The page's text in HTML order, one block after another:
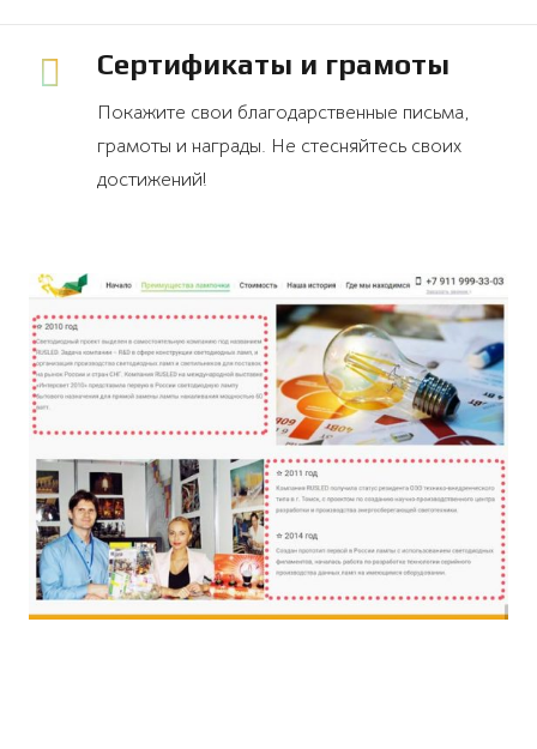
Сертификаты и грамоты
Покажите свои благодарственные письма,
грамоты и награды. Не стесняйтесь своих
достижений!